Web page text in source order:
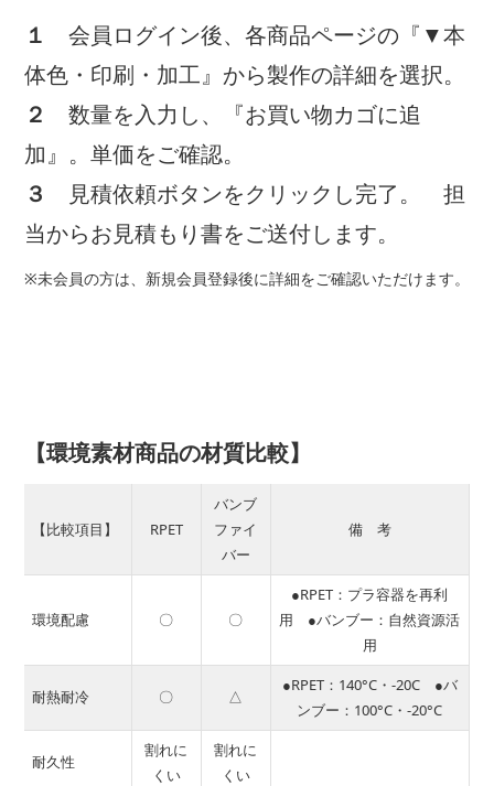
１
会員ログイン後、各商品ページの『▼本
体色・印刷・加工』から製作の詳細を選択。
２
数量を入力し、『お買い物カゴに追
加』。単価をご確認。
３
見積依頼ボタンをクリックし完了。 担
当からお見積もり書をご送付します。
※未会員の方は、新規会員登録後に詳細をご確認いただけます。
【環境素材商品の材質比較】
【比較項目】 RPET
バンブ
ファイ
バー
備 考
環境配慮 〇 〇
●RPET：プラ容器を再利
用 ●バンブー：自然資源活
用
耐熱耐冷 〇 △
●RPET：140°C・-20C ●バ
ンブー：100°C・-20°C
耐久性
割れに
くい
割れに
くい